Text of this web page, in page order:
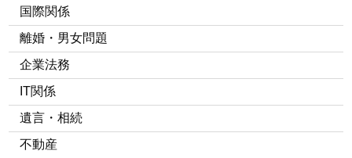
国際関係
離婚・男女問題
企業法務
IT関係
遺言・相続
不動産